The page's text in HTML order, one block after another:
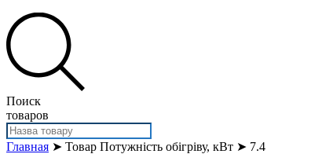
Поиск
товаров
Главная ➤ Товар Потужність обігріву, кВт ➤ 7.4